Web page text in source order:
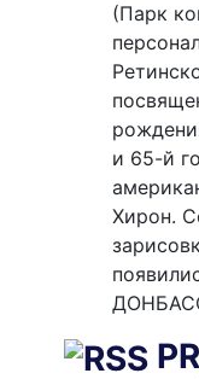
(Парк
и 65-й
Хирон.